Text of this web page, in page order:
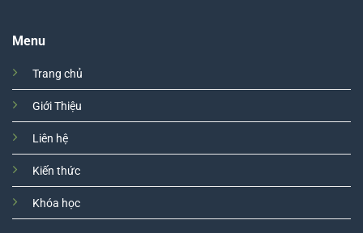
Menu
Trang chủ
Giới Thiệu
Liên hệ
Kiến thức
Khóa học